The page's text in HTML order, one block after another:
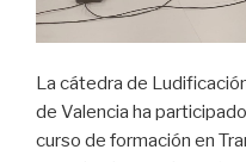
La cátedra de
de Valencia ha
curso de formación en